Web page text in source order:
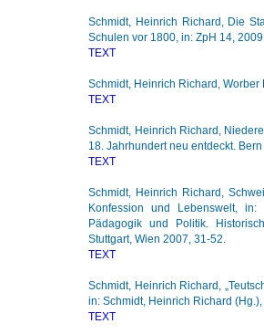
Schmidt, Heinrich Richard, Die
Schulen vor 1800, in: ZpH 14,
TEXT
Schmidt, Heinrich Richard,
TEXT
Schmidt, Heinrich Richard,
18. Jahrhundert neu entdeckt.
TEXT
Schmidt, Heinrich Richard,
Konfession und Lebenswelt,
Pädagogik und Politik.
Stuttgart, Wien 2007, 31-52.
TEXT
Schmidt, Heinrich Richard,
in: Schmidt, Heinrich Richard
TEXT